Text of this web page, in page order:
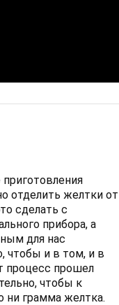
отделить желтки от
сделать с
прибора, а
для нас
чтобы и в том, и в
процесс прошел
чтобы к
ни грамма желтка.